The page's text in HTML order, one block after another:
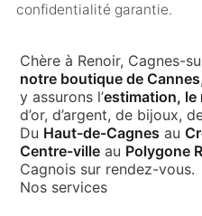
confidentialité garantie.
Chère à Renoir, Cagnes-
notre boutique de Cannes
y assurons l’estimation, le
d’or, d’argent, de bijoux,
Du Haut-de-Cagnes au
Centre-ville au Polygone
Cagnois sur rendez-vous.
Nos services